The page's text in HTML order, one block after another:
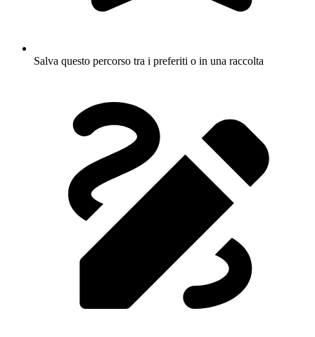
Salva questo percorso tra i preferiti o in una raccolta